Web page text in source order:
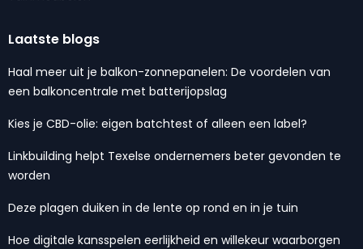
Laatste blogs
Haal meer uit je balkon-zonnepanelen: De voordelen van
een balkoncentrale met batterijopslag
Kies je CBD-olie: eigen batchtest of alleen een label?
Linkbuilding helpt Texelse ondernemers beter gevonden te
worden
Deze plagen duiken in de lente op rond en in je tuin
Hoe digitale kansspelen eerlijkheid en willekeur waarborgen